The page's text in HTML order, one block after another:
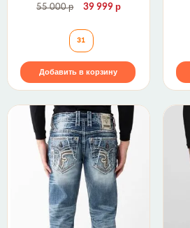
55 000р 39 999р
Джинсы FRADY S203
31
Добавить в корзину